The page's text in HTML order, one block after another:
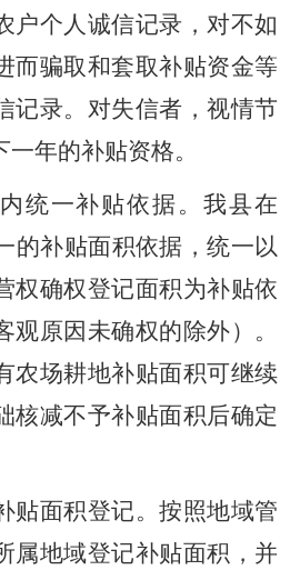
户个人诚信记录，对不如
而骗取和套取补贴资金等
记录。对失信者，视情节
年的补贴资格。
统一补贴依据。我县在
的补贴面积依据，统一以
权确权登记面积为补贴依
观原因未确权的除外） 。
农场耕地补贴面积可继续
核减不予补贴面积后确定
贴面积登记。 按照地域管
属地域登记补贴面积，并